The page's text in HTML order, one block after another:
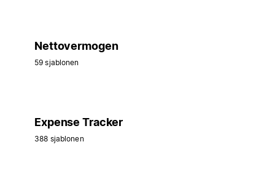
Nettovermogen
59 sjablonen
Expense Tracker
388 sjablonen